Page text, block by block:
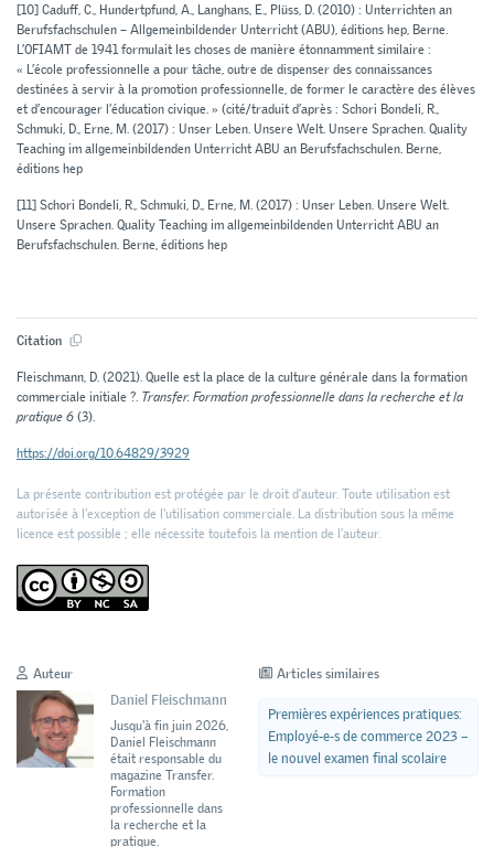
[10]Caduff, C., Hundertpfund, A., Langhans, E., Plüss, D. (2010) : Unterrichten an
Berufsfachschulen – Allgemeinbildender Unterricht (ABU), éditions hep, Berne.
L’OFIAMT de 1941 formulait les choses de manière étonnamment similaire :
« L’école professionnelle a pour tâche, outre de dispenser des connaissances
destinées à servir à la promotion professionnelle, de former le caractère des élèves
et d’encourager l’éducation civique. » (cité/traduit d’après : Schori Bondeli, R.,
Schmuki, D., Erne, M. (2017) : Unser Leben. Unsere Welt. Unsere Sprachen. Quality
Teaching im allgemeinbildenden Unterricht ABU an Berufsfachschulen. Berne,
éditions hep
[11]Schori Bondeli, R., Schmuki, D., Erne, M. (2017) : Unser Leben. Unsere Welt.
Unsere Sprachen. Quality Teaching im allgemeinbildenden Unterricht ABU an
Berufsfachschulen. Berne, éditions hep
Citation
Fleischmann, D. (2021). Quelle est la place de la culture générale dans la formation
commerciale initiale ?. Transfer. Formation professionnelle dans la recherche et la
pratique 6(3).
https://doi.org/10.64829/3929
La présente contribution est protégée par le droit d'auteur. Toute utilisation est
autorisée à l'exception de l'utilisation commerciale. La distribution sous la même
licence est possible ; elle nécessite toutefois la mention de l’auteur.
Auteur
Daniel Fleischmann
Jusqu'à fin juin 2026,
Daniel Fleischmann
était responsable du
magazine Transfer.
Formation
professionnelle dans
la recherche et la
pratique.
Articles similaires
Premières expériences pratiques:
Employé-e-s de commerce 2023 –
le nouvel examen final scolaire